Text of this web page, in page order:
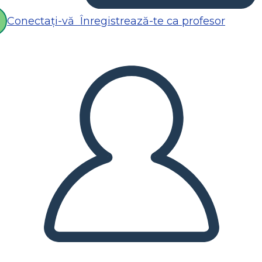
Conectați-vă Înregistrează-te ca profesor